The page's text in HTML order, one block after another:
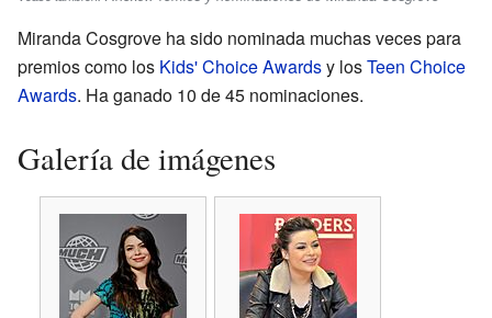
Miranda Cosgrove ha sido nominada muchas veces para
premios como los Kids' Choice Awardsy losTeen Choice
Awards. Ha ganado 10 de 45 nominaciones.
Galería de imágenes